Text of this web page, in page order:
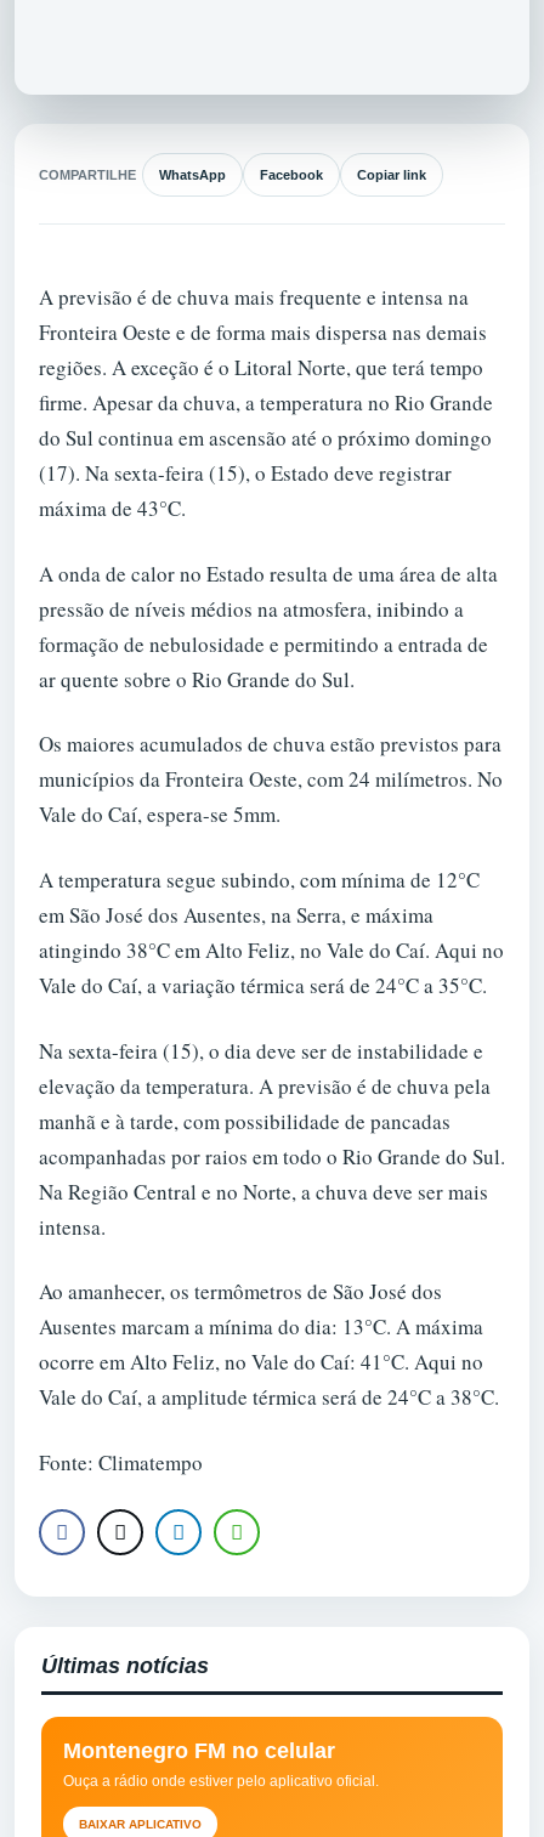
COMPARTILHE WhatsApp Facebook Copiar link
A previsão é de chuva mais frequente e intensa na
Fronteira Oeste e de forma mais dispersa nas demais
regiões. A exceção é o Litoral Norte, que terá tempo
firme. Apesar da chuva, a temperatura no Rio Grande
do Sul continua em ascensão até o próximo domingo
(17). Na sexta-feira (15), o Estado deve registrar
máxima de 43°C.
A onda de calor no Estado resulta de uma área de alta
pressão de níveis médios na atmosfera, inibindo a
formação de nebulosidade e permitindo a entrada de
ar quente sobre o Rio Grande do Sul.
Os maiores acumulados de chuva estão previstos para
municípios da Fronteira Oeste, com 24 milímetros. No
Vale do Caí, espera-se 5mm.
A temperatura segue subindo, com mínima de 12°C
em São José dos Ausentes, na Serra, e máxima
atingindo 38°C em Alto Feliz, no Vale do Caí. Aqui no
Vale do Caí, a variação térmica será de 24°C a 35°C.
Na sexta-feira (15), o dia deve ser de instabilidade e
elevação da temperatura. A previsão é de chuva pela
manhã e à tarde, com possibilidade de pancadas
acompanhadas por raios em todo o Rio Grande do Sul.
Na Região Central e no Norte, a chuva deve ser mais
intensa.
Ao amanhecer, os termômetros de São José dos
Ausentes marcam a mínima do dia: 13°C. A máxima
ocorre em Alto Feliz, no Vale do Caí: 41°C. Aqui no
Vale do Caí, a amplitude térmica será de 24°C a 38°C.
Fonte: Climatempo
Últimas notícias
Montenegro FM no celular
Ouça a rádio onde estiver pelo aplicativo oficial.
BAIXAR APLICATIVO